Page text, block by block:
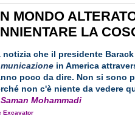
MONDO
LA
notizia che il presidente
in America
poco da dire. Non si sono
non c'è niente da vedere
Saman Mohammadi
Excavator